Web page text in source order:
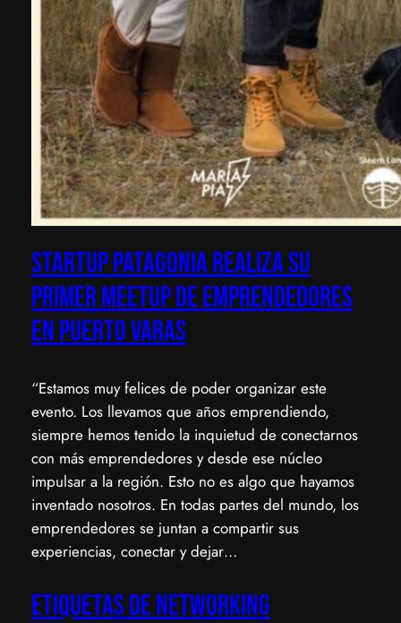
Startup Patagonia realiza su
primer Meetup de emprendedores
en Puerto Varas
“Estamos muy felices de poder organizar este
evento. Los llevamos que años emprendiendo,
siempre hemos tenido la inquietud de conectarnos
con más emprendedores y desde ese núcleo
impulsar a la región. Esto no es algo que hayamos
inventado nosotros. En todas partes del mundo, los
emprendedores se juntan a compartir sus
experiencias, conectar y dejar…
Etiquetas de networking